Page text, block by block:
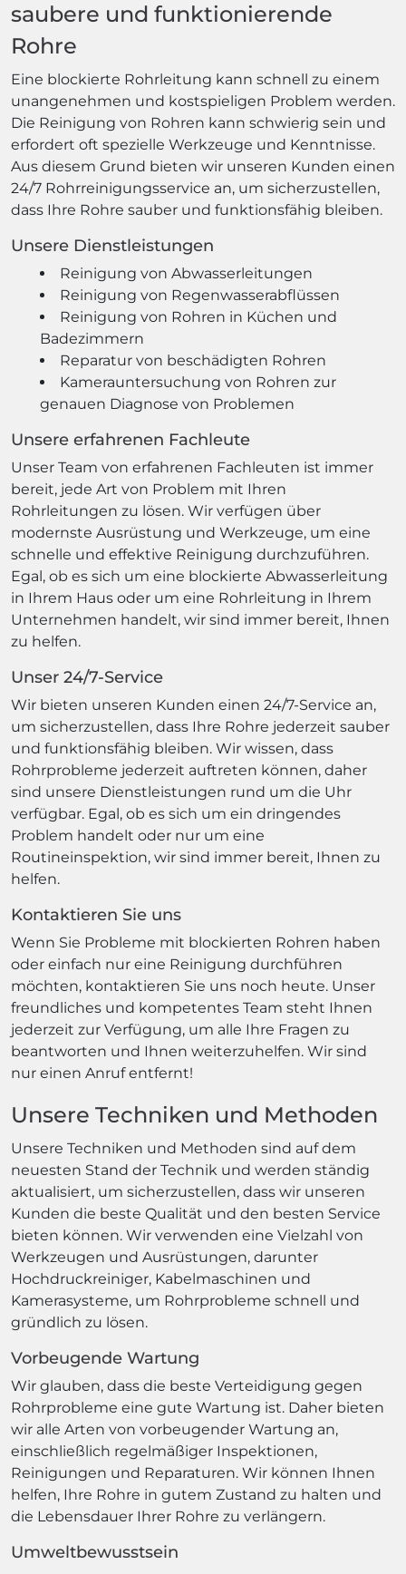
saubere und funktionierende
Rohre
Eine blockierte Rohrleitung kann schnell zu einem
unangenehmen und kostspieligen Problem werden.
Die Reinigung von Rohren kann schwierig sein und
erfordert oft spezielle Werkzeuge und Kenntnisse.
Aus diesem Grund bieten wir unseren Kunden einen
24/7 Rohrreinigungsservice an, um sicherzustellen,
dass Ihre Rohre sauber und funktionsfähig bleiben.
Unsere Dienstleistungen
Reinigung von Abwasserleitungen
Reinigung von Regenwasserabflüssen
Reinigung von Rohren in Küchen und
Badezimmern
Reparatur von beschädigten Rohren
Kamerauntersuchung von Rohren zur
genauen Diagnose von Problemen
Unsere erfahrenen Fachleute
Unser Team von erfahrenen Fachleuten ist immer
bereit, jede Art von Problem mit Ihren
Rohrleitungen zu lösen. Wir verfügen über
modernste Ausrüstung und Werkzeuge, um eine
schnelle und effektive Reinigung durchzuführen.
Egal, ob es sich um eine blockierte Abwasserleitung
in Ihrem Haus oder um eine Rohrleitung in Ihrem
Unternehmen handelt, wir sind immer bereit, Ihnen
zu helfen.
Unser 24/7-Service
Wir bieten unseren Kunden einen 24/7-Service an,
um sicherzustellen, dass Ihre Rohre jederzeit sauber
und funktionsfähig bleiben. Wir wissen, dass
Rohrprobleme jederzeit auftreten können, daher
sind unsere Dienstleistungen rund um die Uhr
verfügbar. Egal, ob es sich um ein dringendes
Problem handelt oder nur um eine
Routineinspektion, wir sind immer bereit, Ihnen zu
helfen.
Kontaktieren Sie uns
Wenn Sie Probleme mit blockierten Rohren haben
oder einfach nur eine Reinigung durchführen
möchten, kontaktieren Sie uns noch heute. Unser
freundliches und kompetentes Team steht Ihnen
jederzeit zur Verfügung, um alle Ihre Fragen zu
beantworten und Ihnen weiterzuhelfen. Wir sind
nur einen Anruf entfernt!
Unsere Techniken und Methoden
Unsere Techniken und Methoden sind auf dem
neuesten Stand der Technik und werden ständig
aktualisiert, um sicherzustellen, dass wir unseren
Kunden die beste Qualität und den besten Service
bieten können. Wir verwenden eine Vielzahl von
Werkzeugen und Ausrüstungen, darunter
Hochdruckreiniger, Kabelmaschinen und
Kamerasysteme, um Rohrprobleme schnell und
gründlich zu lösen.
Vorbeugende Wartung
Wir glauben, dass die beste Verteidigung gegen
Rohrprobleme eine gute Wartung ist. Daher bieten
wir alle Arten von vorbeugender Wartung an,
einschließlich regelmäßiger Inspektionen,
Reinigungen und Reparaturen. Wir können Ihnen
helfen, Ihre Rohre in gutem Zustand zu halten und
die Lebensdauer Ihrer Rohre zu verlängern.
Umweltbewusstsein